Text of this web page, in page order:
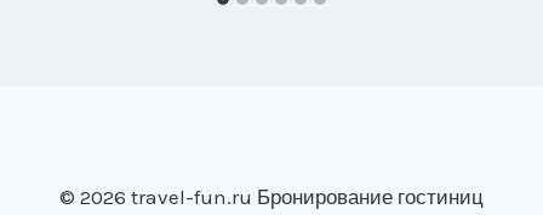
© 2026 travel-fun.ru Бронирование гостиниц